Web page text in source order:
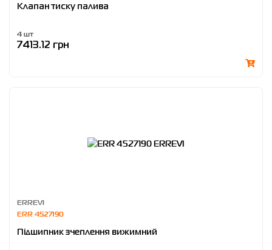
Клапан тиску палива
4 шт
7413.12 грн
ERREVI
ERR 4527190
Підшипник зчеплення вижимний